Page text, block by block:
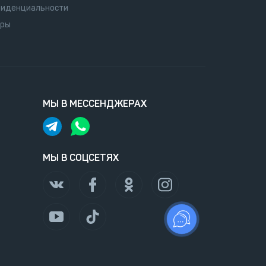
МЫ В МЕССЕНДЖЕРАХ
МЫ В СОЦСЕТЯХ